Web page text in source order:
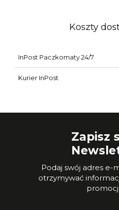
Koszty
InPost Paczkomaty 24/7
Kurier InPost
Zapisz
Podaj swój adres e-
otrzymywać